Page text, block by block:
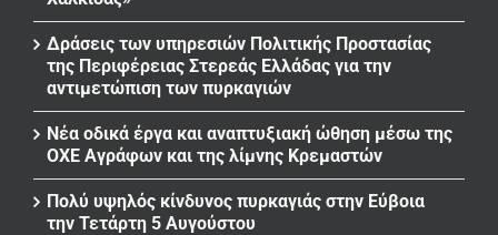
Δράσεις των υπηρεσιών Πολιτικής Προστασίας
της Περιφέρειας Στερεάς Ελλάδας για την
αντιμετώπιση των πυρκαγιών
Νέα οδικά έργα και αναπτυξιακή ώθηση μέσω της
ΟΧΕ Αγράφων και της λίμνης Κρεμαστών
Πολύ υψηλός κίνδυνος πυρκαγιάς στην Εύβοια
την Τετάρτη 5 Αυγούστου